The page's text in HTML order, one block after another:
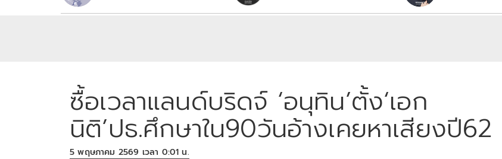
ซื้อเวลาแลนด์บริดจ์ ‘อนุทิน’ตั้ง‘เอก
นิติ’ปธ.ศึกษาใน90วันอ้างเคยหาเสียงปี62
5 พฤษภาคม 2569 เวลา 0:01 น.